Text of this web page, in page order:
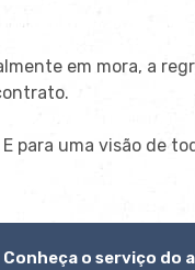
em mora, a
E para uma visão de
Conheça o serviço do